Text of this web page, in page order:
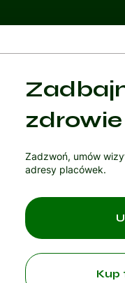
zdrowie
Zadzwoń, umów
adresy placówek.
Kup